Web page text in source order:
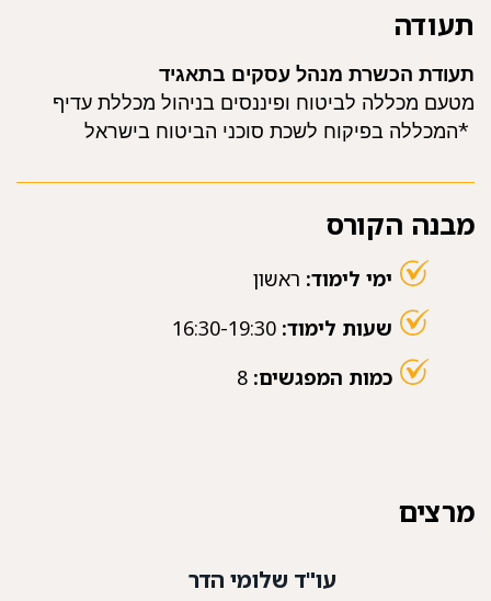
תעודה
תעודת הכשרת מנהל עסקים בתאגיד
מטעם מכללה לביטוח ופיננסים בניהול מכללת עדיף
*המכללה בפיקוח לשכת סוכני הביטוח בישראל
מבנה הקורס
ימי לימוד: ראשון
שעות לימוד:
כמות המפגשים:
מרצים
עו"ד שלומי הדר